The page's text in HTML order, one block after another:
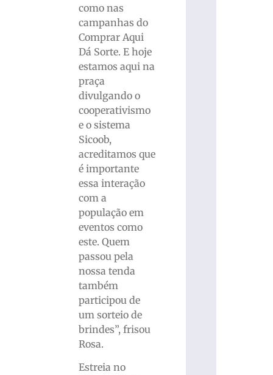
como nas
campanhas do
Comprar Aqui
Dá Sorte. E hoje
estamos aqui na
praça
divulgando o
cooperativismo
e o sistema
Sicoob,
acreditamos que
é importante
essa interação
com a
população em
eventos como
este. Quem
passou pela
nossa tenda
também
participou de
um sorteio de
brindes”, frisou
Rosa.
Estreia no